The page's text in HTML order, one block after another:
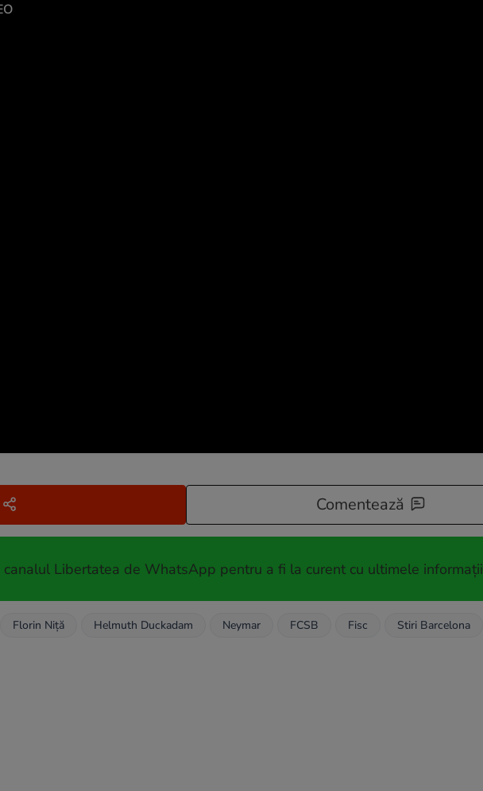
Comentează
Libertatea de WhatsApp pentru a fi la curent cu ultimele informații
Florin Niță Helmuth Duckadam Neymar FCSB Fisc Stiri Barcelona